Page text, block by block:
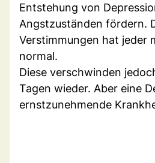
Entstehung von
Angstzuständen fördern.
Verstimmungen hat jeder
normal.
Diese verschwinden
Tagen wieder. Aber eine
ernstzunehmende